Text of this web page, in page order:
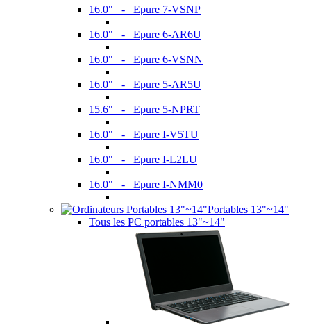
16.0" - Epure 7-VSNP
16.0" - Epure 6-AR6U
16.0" - Epure 6-VSNN
16.0" - Epure 5-AR5U
15.6" - Epure 5-NPRT
16.0" - Epure I-V5TU
16.0" - Epure I-L2LU
16.0" - Epure I-NMM0
Portables 13"~14"
Tous les PC portables 13"~14"